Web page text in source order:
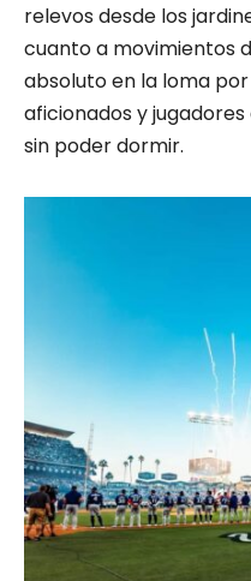
relevos desde los
cuanto a movimientos
absoluto en la loma
aficionados y
sin poder dormir.